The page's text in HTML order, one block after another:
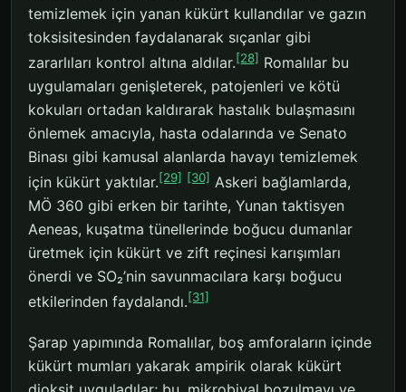
temizlemek için yanan kükürt kullandılar ve gazın
toksisitesinden faydalanarak sıçanlar gibi
zararlıları kontrol altına aldılar.[28] Romalılar bu
uygulamaları genişleterek, patojenleri ve kötü
kokuları ortadan kaldırarak hastalık bulaşmasını
önlemek amacıyla, hasta odalarında ve Senato
Binası gibi kamusal alanlarda havayı temizlemek
için kükürt yaktılar.[29] [30] Askeri bağlamlarda,
MÖ 360 gibi erken bir tarihte, Yunan taktisyen
Aeneas, kuşatma tünellerinde boğucu dumanlar
üretmek için kükürt ve zift reçinesi karışımları
önerdi ve SO₂’nin savunmacılara karşı boğucu
etkilerinden faydalandı.[31]
Şarap yapımında Romalılar, boş amforaların içinde
kükürt mumları yakarak ampirik olarak kükürt